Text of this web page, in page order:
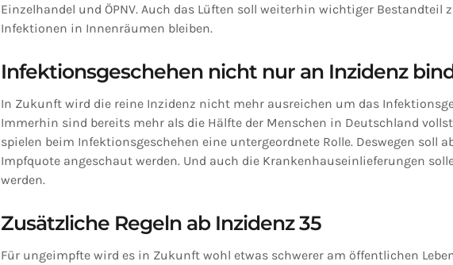
Einzelhandel und ÖPNV. Auch das Lüften soll weiterhin wichtiger Bestandteil
Infektionen in Innenräumen bleiben.
Infektionsgeschehen nicht nur an Inzidenz
In Zukunft wird die reine Inzidenz nicht mehr ausreichen um das
Immerhin sind bereits mehr als die Hälfte der Menschen in Deutschland
spielen beim Infektionsgeschehen eine untergeordnete Rolle. Deswegen soll
Impfquote angeschaut werden. Und auch die Krankenhauseinlieferungen
werden.
Zusätzliche Regeln ab Inzidenz 35
Für ungeimpfte wird es in Zukunft wohl etwas schwerer am öffentlichen